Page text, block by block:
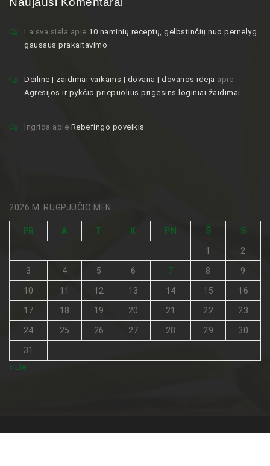
Laisva siela apie 10 naminių receptų, gelbstinčių nuo pernelyg
gausaus prakaitavimo
Deiline | zaidimai vaikams | dovana | dovanos idėja apie
Agresijos ir pykčio priepuolius prigesins loginiai žaidimai
Ingrida apie Rebefingo poveikis
2026 M. RUGPJŪČIO MĖN.
PR A T K PN Š S
1 2
3 4 5 6 7 8 9
10 11 12 13 14 15 16
17 18 19 20 21 22 23
24 25 26 27 28 29 30
31
« Lie